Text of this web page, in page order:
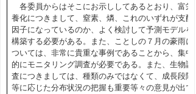
各委員からはそこにお示ししてあるとおり、富栄
養化につきまして、窒素、燐、これのいずれが支配
因子になっているのか、よく検討して予測モデルを
構築する必要がある。また、ことしの７月の豪雨に
ついては、非常に貴重な事例であることから、集中
的にモニタリング調査が必要である。また、生物調
査につきましては、種類のみではなくて、成長段階
等に応じた分布状況の把握も重要等々の意見が出て